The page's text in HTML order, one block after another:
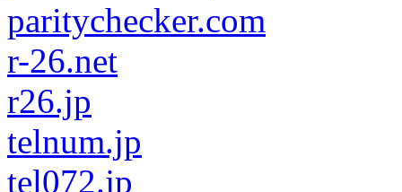
paritychecker.com
r-26.net
r26.jp
telnum.jp
tel072.jp